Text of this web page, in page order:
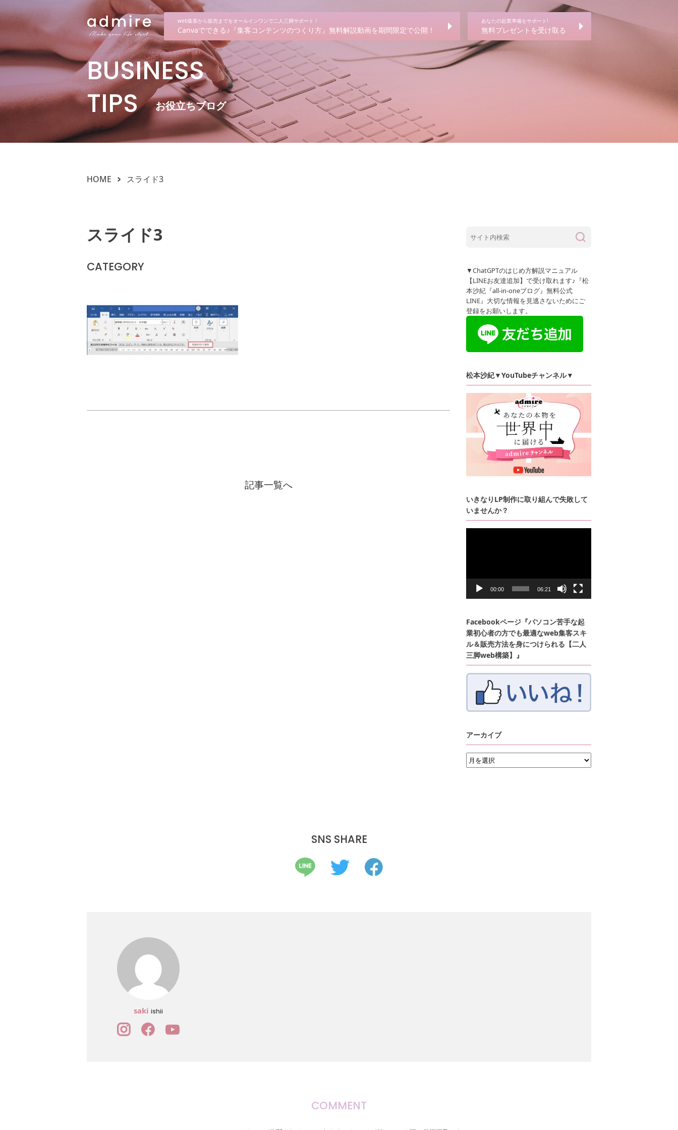
web集客から販売までをオールインワンで二人三脚サポート！
Canvaでできる♪『集客コンテンツのつくり方』無料解説動画を期間限定で公開！
あなたの起業準備をサポート!
無料プレゼントを受け取る
BUSINESS
TIPS
お役立ちブログ
HOME スライド3
スライド3
CATEGORY
記事一覧へ
▼ChatGPTのはじめ方解説マニュアル
【LINEお友達追加】で受け取れます♪『松
本沙紀『all-in-oneブログ』無料公式
LINE』大切な情報を見逃さないためにご
登録をお願いします。
松本沙紀▼YouTubeチャンネル▼
いきなりLP制作に取り組んで失敗して
いませんか？
動
00:00 06:21
Facebookページ『パソコン苦手な起
業初心者の方でも最適なweb集客スキ
ル＆販売方法を身につけられる【二人
三脚web構築】』
アーカイブ
ア
ー
カ
SNS SHARE
saki ishii
COMMENT